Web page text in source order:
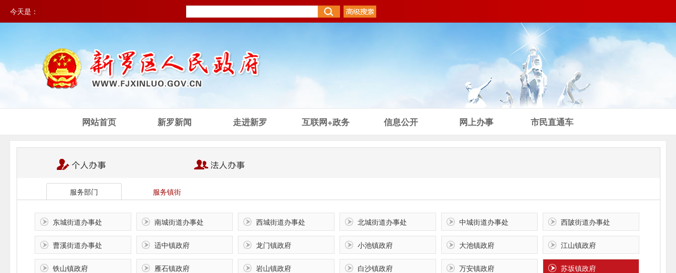
今天是：
网站首页 新罗新闻 走进新罗 互联网+政务 信息公开 网上办事 市民直通车
服务部门 服务镇街
东城街道办事处 南城街道办事处 西城街道办事处 北城街道办事处 中城街道办事处 西陂街道办事处
曹溪街道办事处 适中镇政府 龙门镇政府 小池镇政府 大池镇政府 江山镇政府
铁山镇政府 雁石镇政府 岩山镇政府 白沙镇政府 万安镇政府 苏坂镇政府